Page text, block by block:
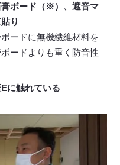
膏ボード（※）、遮音マ
り
ードに無機繊維材料を
ードよりも重く防音性
に触れている